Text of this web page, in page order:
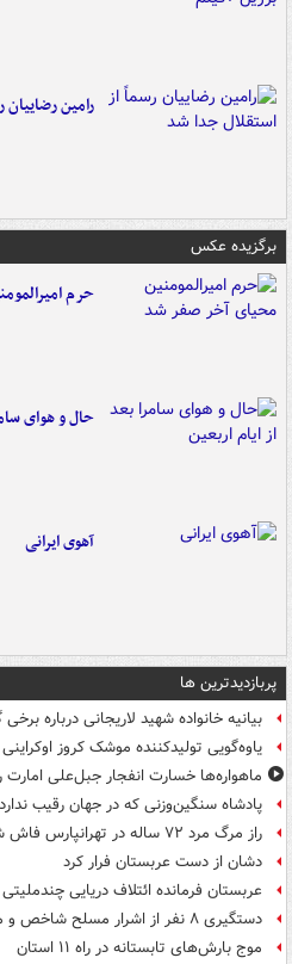
رامین
برگزیده عکس
حرم
حال و هوای
آهوی ایرانی
پربازدیدترین ها
بیانیه خانواده شهید لاریجانی درباره
یاوه‌گویی تولیدکننده موشک کروز اوکراینی
ماهواره‌ها خسارت انفجار جبل‌علی امارت
پادشاه سنگین‌وزنی که در جهان رقیب ندارد
راز مرگ مرد ۷۲ ساله در تهرانپارس فاش شد
دشان از دست عربستان فرار کرد
عربستان فرمانده ائتلاف دریایی
دستگیری ۸ نفر از اشرار مسلح شاخص و مرتبطین گروهک های تروریستی
موج بارش‌های تابستانه در راه ۱۱ استان